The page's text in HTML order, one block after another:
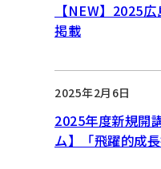
【NEW】2025
掲載
2025年2月6日
2025年度新規開
ム】「飛躍的成